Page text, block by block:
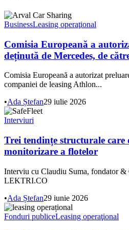
BusinessLeasing operaţional
Comisia Europeană a
deținută de Mercedes, de
Comisia Europeană a autorizat
companiei de leasing Athlon...
•Ada Ștefan29 iulie 2026
Interviuri
Trei tendințe structurale care
monitorizare a flotelor
Interviu cu Claudiu Suma, fondator
LEKTRI.CO
•Ada Ștefan29 iunie 2026
Fonduri publiceLeasing operaţional